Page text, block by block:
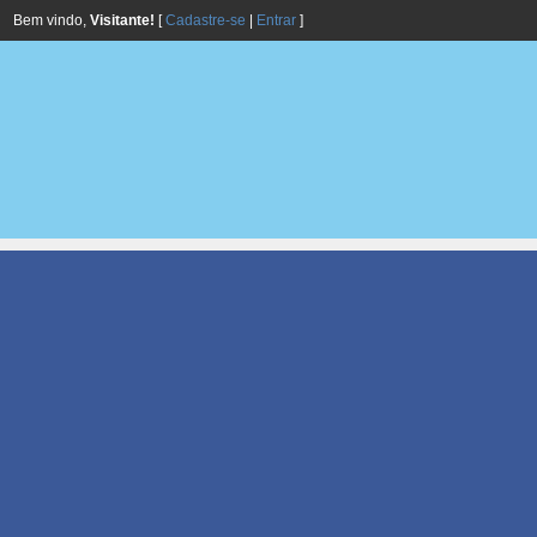
Bem vindo, Visitante! [Cadastre-se Entrar ]